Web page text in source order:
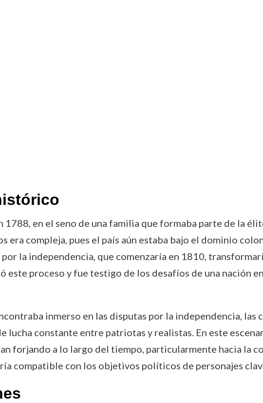
en el seno de una familia que formaba parte de la
era compleja, pues el país aún estaba bajo el dominio
la independencia, que comenzaría en 1810,
este proceso y fue testigo de los desafíos de una nación
inmerso en las disputas por la independencia, las
lucha constante entre patriotas y realistas. En este
forjando a lo largo del tiempo, particularmente hacia la
compatible con los objetivos políticos de personajes